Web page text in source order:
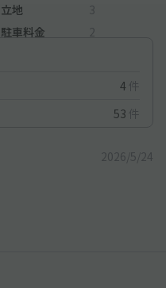
立地
3
駐車料金
2
4 件
53 件
2026/5/24